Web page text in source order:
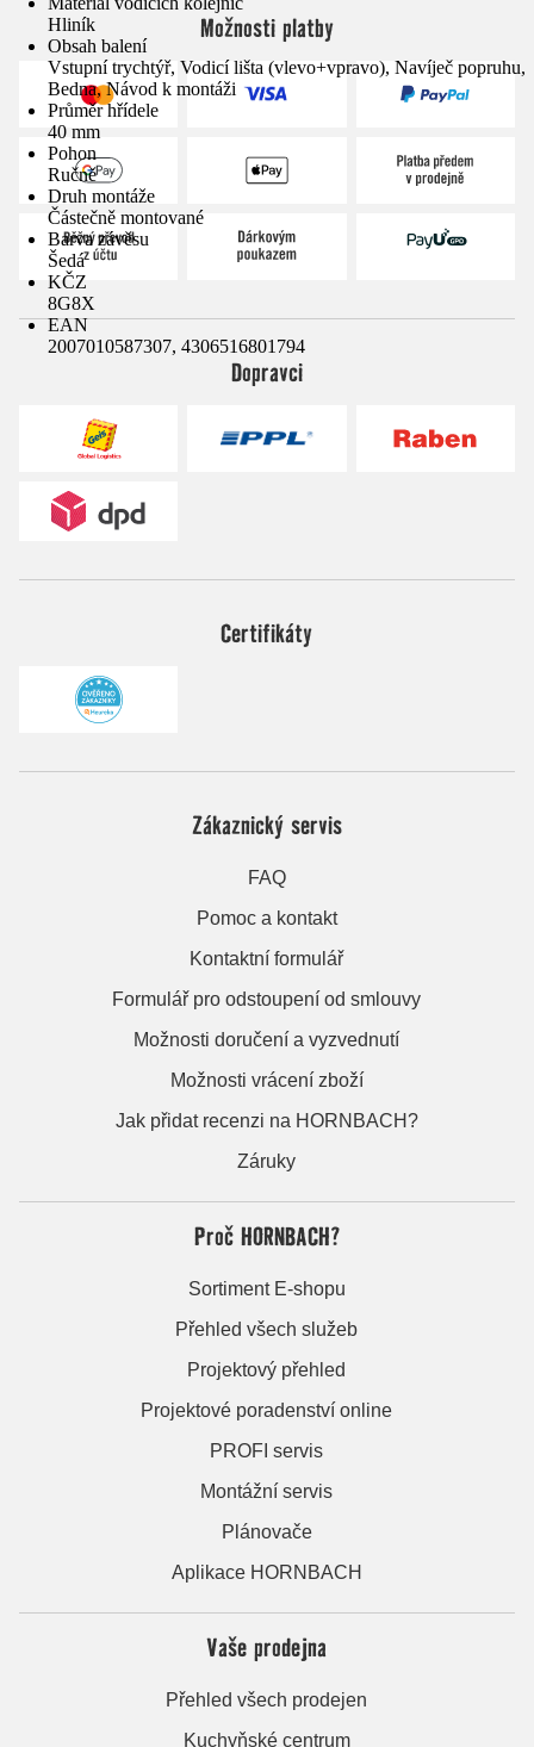
Hliník
Obsah balení
Vstupní trychtýř, Vodicí lišta (vlevo+vpravo), Navíječ popruhu,
Bedna, Návod k montáži
Průměr hřídele
40 mm
Pohon
Ručně
Druh montáže
Částečně montované
Barva závěsu
Šedá
KČZ
8G8X
EAN
2007010587307, 4306516801794
Možnosti platby
Dopravci
Certifikáty
Zákaznický servis
FAQ
Pomoc a kontakt
Kontaktní formulář
Formulář pro odstoupení od smlouvy
Možnosti doručení a vyzvednutí
Možnosti vrácení zboží
Jak přidat recenzi na HORNBACH?
Záruky
Proč HORNBACH?
Sortiment E-shopu
Přehled všech služeb
Projektový přehled
Projektové poradenství online
PROFI servis
Montážní servis
Plánovače
Aplikace HORNBACH
Vaše prodejna
Přehled všech prodejen
Kuchyňské centrum